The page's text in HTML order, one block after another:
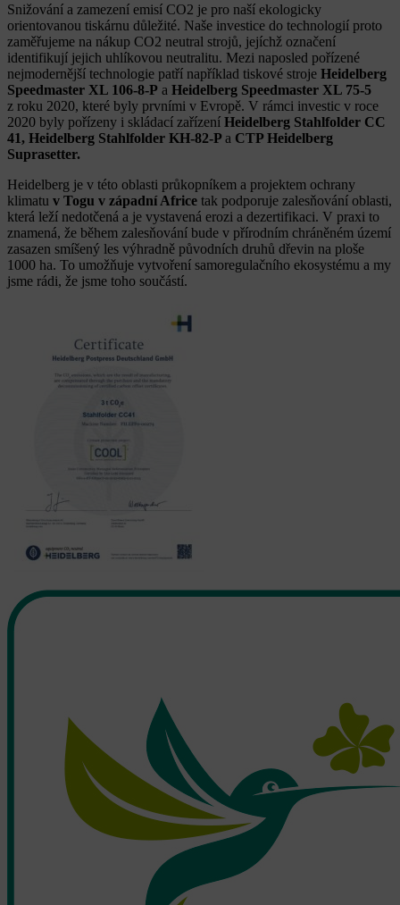
Snižování a zamezení emisí CO2 je pro naší ekologicky
orientovanou tiskárnu důležité. Naše investice do technologií proto
zaměřujeme na nákup CO2 neutral strojů, jejíchž označení
identifikují jejich uhlíkovou neutralitu. Mezi naposled pořízené
nejmodernější technologie patří například tiskové stroje Heidelberg
Speedmaster XL 106-8-P a Heidelberg Speedmaster XL 75-5
z roku 2020, které byly prvními v Evropě. V rámci investic v roce
2020 byly pořízeny i skládací zařízení Heidelberg Stahlfolder CC
41, Heidelberg Stahlfolder KH-82-P a CTP Heidelberg
Suprasetter.
Heidelberg je v této oblasti průkopníkem a projektem ochrany
klimatu v Togu v západní Africe tak podporuje zalesňování oblasti,
která leží nedotčená a je vystavená erozi a dezertifikaci. V praxi to
znamená, že během zalesňování bude v přírodním chráněném území
zasazen smíšený les výhradně původních druhů dřevin na ploše
1000 ha. To umožňuje vytvoření samoregulačního ekosystému a my
jsme rádi, že jsme toho součástí.